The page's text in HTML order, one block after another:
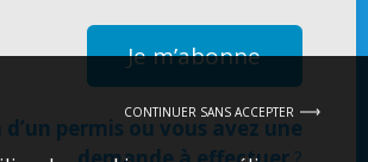
CONTINUER SANS ACCEPTER
Je m’abonne
d’un permis ou vous avez une